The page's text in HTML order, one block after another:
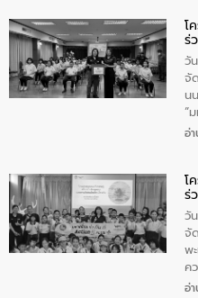
วั
สุ
บ
ป
ส่
จั
จั
โ
ร่
แ
วั
จั
น
“
จั
“
ค
ถั
(
ป
อ่
โ
ร่
แ
วั
จั
พ
ค
ป้
อ่